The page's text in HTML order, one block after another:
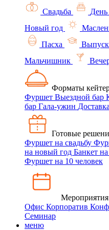
Свадьба
Новый год
Пасха
Мальчишник
Форматы
Фуршет Выездной бар
бар Гала-ужин
Готовые
Фуршет на свадьбу
на новый год Банкет
Фуршет на 10 человек
Мероприятия
Офис Корпоратив
Семинар
меню